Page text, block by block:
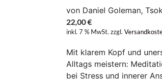
von Daniel Goleman,
22,00€
inkl. 7 % MwSt. zzgl.
Mit klarem Kopf und
Alltags meistern:
bei Stress und innerer